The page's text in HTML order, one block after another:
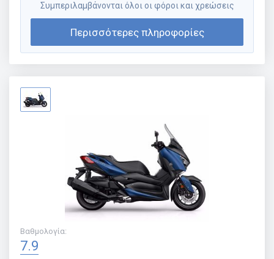
Συμπεριλαμβάνονται όλοι οι φόροι και χρεώσεις
Περισσότερες πληροφορίες
Βαθμολογία:
7.9